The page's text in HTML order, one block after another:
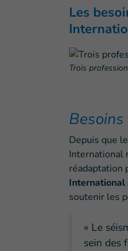
Les
Trois
Depuis que
International
réadaptation
International
soutenir les
« Le
sein des